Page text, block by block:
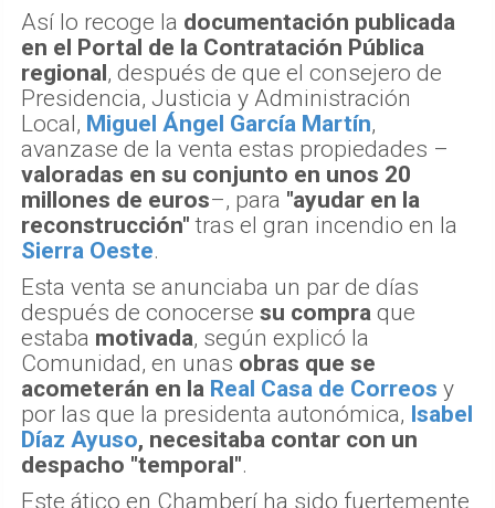
Así lo recoge la documentación publicada
en el Portal de la Contratación Pública
regional, después de que el consejero de
Presidencia, Justicia y Administración
Local, Miguel Ángel García Martín,
avanzase de la venta estas propiedades –
valoradas en su conjunto en unos 20
millones de euros–, para "ayudar en la
reconstrucción" tras el gran incendio en la
Sierra Oeste.
Esta venta se anunciaba un par de días
después de conocerse su compra que
estaba motivada, según explicó la
Comunidad, en unas obras que se
acometerán en la Real Casa de Correos y
por las que la presidenta autonómica, Isabel
Díaz Ayuso, necesitaba contar con un
despacho "temporal".
Este ático en Chamberí ha sido fuertemente